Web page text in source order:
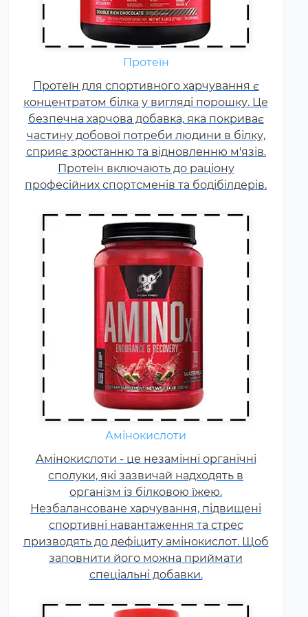
Протеїн
Протеїн для спортивного харчування є
концентратом білка у вигляді порошку. Це
безпечна харчова добавка, яка покриває
частину добової потреби людини в білку,
сприяє зростанню та відновленню м'язів.
Протеїн включають до раціону
професійних спортсменів та бодібілдерів.
Амінокислоти - це незамінні
органічні сполуки, які зазвичай
надходять в організм із
Незбалансоване харчування,
підвищені спортивні
навантаження та стрес
призводять до дефіциту
амінокислот. Щоб заповнити
його можна приймати
спеціальні добавки.
Амінокислоти
Амінокислоти - це незамінні органічні
сполуки, які зазвичай надходять в
організм із білковою їжею.
Незбалансоване харчування, підвищені
спортивні навантаження та стрес
призводять до дефіциту амінокислот. Щоб
заповнити його можна приймати
спеціальні добавки.
Жироспалювачі належать до
спортивних харчових добавок,
які сприяють поліпшенню
результатів тренувань і
допомагають позбавлятися від
зайвого жиру, використовуючи
його в якості додаткового
джерела енергії.